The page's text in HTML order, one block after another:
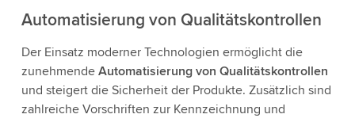
Automatisierung von Qualitätskontrollen
Der Einsatz moderner Technologien ermöglicht die
zunehmende Automatisierung von Qualitätskontrollen
und steigert die Sicherheit der Produkte. Zusätzlich sind
zahlreiche Vorschriften zur Kennzeichnung und